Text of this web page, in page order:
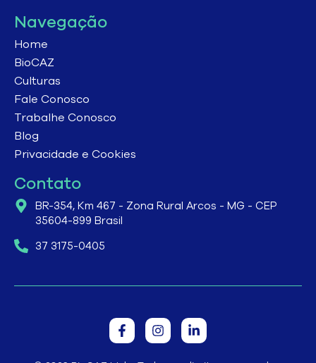
Navegação
Home
BioCAZ
Culturas
Fale Conosco
Trabalhe Conosco
Blog
Privacidade e Cookies
Contato
BR-354, Km 467 - Zona Rural Arcos - MG - CEP
35604-899 Brasil
37 3175-0405